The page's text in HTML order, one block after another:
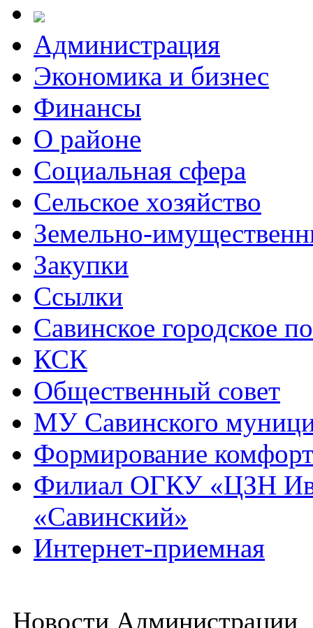
Администрация
Экономика и бизнес
Финансы
О районе
Социальная сфера
Сельское хозяйство
Земельно-
Закупки
Ссылки
Савинское городское
КСК
Общественный совет
МУ Савинского
Формирование
Филиал ОГКУ «ЦЗН
«Савинский»
Интернет-приемная
Новости Администрации